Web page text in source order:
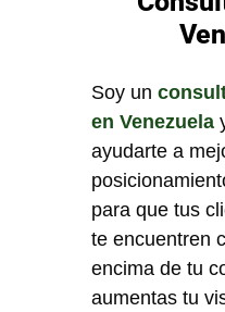
Soy un
en Venezuela
ayudarte a
para que tus
te encuentren
encima de tu
aumentas tu